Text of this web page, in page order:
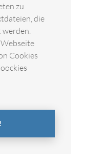
zu
die
Cookies